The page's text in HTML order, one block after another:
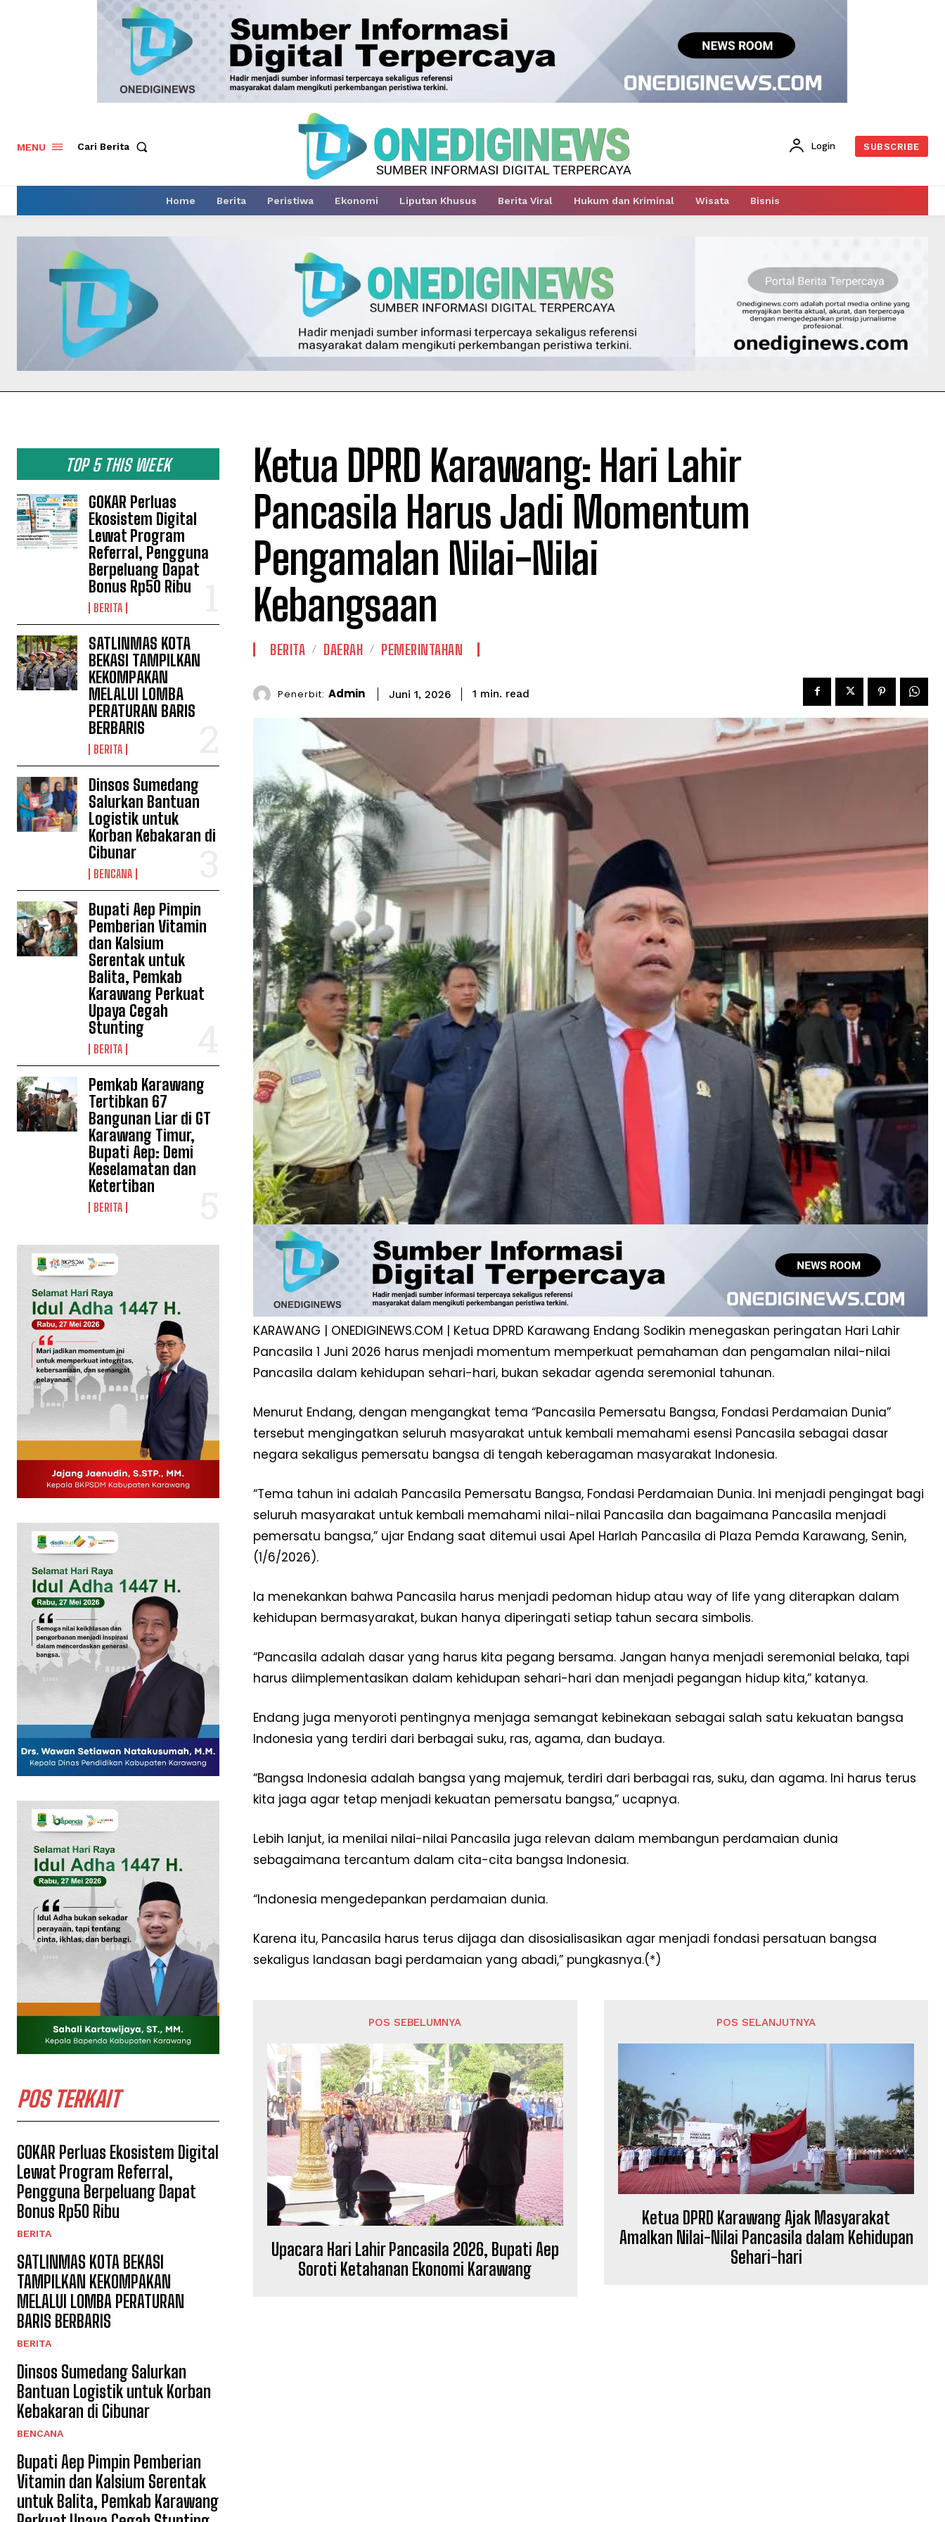
Magazine PRO
SUBSCRIBE NOW
Company
Disclaimer
Pedoman Media Siber
Tentang Kami
MENU Cari Berita Login SUBSCRIBE
Home Berita Peristiwa Ekonomi Liputan Khusus Berita Viral Hukum dan Kriminal Wisata Bisnis
TOP 5 THIS WEEK
GOKAR Perluas
Ekosistem Digital
Lewat Program
Referral, Pengguna
Berpeluang Dapat
Bonus Rp50 Ribu
BERITA
SATLINMAS KOTA
BEKASI TAMPILKAN
KEKOMPAKAN
MELALUI LOMBA
PERATURAN BARIS
BERBARIS
BERITA
Dinsos Sumedang
Salurkan Bantuan
Logistik untuk
Korban Kebakaran di
Cibunar
BENCANA
Bupati Aep Pimpin
Pemberian Vitamin
dan Kalsium
Serentak untuk
Balita, Pemkab
Karawang Perkuat
Upaya Cegah
Stunting
BERITA
Pemkab Karawang
Tertibkan 67
Bangunan Liar di GT
Karawang Timur,
Bupati Aep: Demi
Keselamatan dan
Ketertiban
BERITA
POS TERKAIT
GOKAR Perluas Ekosistem Digital
Lewat Program Referral,
Pengguna Berpeluang Dapat
Bonus Rp50 Ribu
BERITA
SATLINMAS KOTA BEKASI
TAMPILKAN KEKOMPAKAN
MELALUI LOMBA PERATURAN
BARIS BERBARIS
BERITA
Dinsos Sumedang Salurkan
Bantuan Logistik untuk Korban
Kebakaran di Cibunar
BENCANA
Bupati Aep Pimpin Pemberian
Vitamin dan Kalsium Serentak
untuk Balita, Pemkab Karawang
Ketua DPRD Karawang: Hari Lahir
Pancasila Harus Jadi Momentum
Pengamalan Nilai-Nilai
Kebangsaan
BERITA DAERAH PEMERINTAHAN
Penerbit: Admin Juni 1, 2026 1 min. read
KARAWANG | ONEDIGINEWS.COM | Ketua DPRD Karawang Endang Sodikin menegaskan peringatan Hari Lahir
Pancasila 1 Juni 2026 harus menjadi momentum memperkuat pemahaman dan pengamalan nilai-nilai
Pancasila dalam kehidupan sehari-hari, bukan sekadar agenda seremonial tahunan.
Menurut Endang, dengan mengangkat tema “Pancasila Pemersatu Bangsa, Fondasi Perdamaian Dunia”
tersebut mengingatkan seluruh masyarakat untuk kembali memahami esensi Pancasila sebagai dasar
negara sekaligus pemersatu bangsa di tengah keberagaman masyarakat Indonesia.
“Tema tahun ini adalah Pancasila Pemersatu Bangsa, Fondasi Perdamaian Dunia. Ini menjadi pengingat bagi
seluruh masyarakat untuk kembali memahami nilai-nilai Pancasila dan bagaimana Pancasila menjadi
pemersatu bangsa,” ujar Endang saat ditemui usai Apel Harlah Pancasila di Plaza Pemda Karawang, Senin,
(1/6/2026).
la menekankan bahwa Pancasila harus menjadi pedoman hidup atau way of life yang diterapkan dalam
kehidupan bermasyarakat, bukan hanya diperingati setiap tahun secara simbolis.
“Pancasila adalah dasar yang harus kita pegang bersama. Jangan hanya menjadi seremonial belaka, tapi
harus diimplementasikan dalam kehidupan sehari-hari dan menjadi pegangan hidup kita,” katanya.
Endang juga menyoroti pentingnya menjaga semangat kebinekaan sebagai salah satu kekuatan bangsa
Indonesia yang terdiri dari berbagai suku, ras, agama, dan budaya.
“Bangsa Indonesia adalah bangsa yang majemuk, terdiri dari berbagai ras, suku, dan agama. Ini harus terus
kita jaga agar tetap menjadi kekuatan pemersatu bangsa,” ucapnya.
Lebih lanjut, ia menilai nilai-nilai Pancasila juga relevan dalam membangun perdamaian dunia
sebagaimana tercantum dalam cita-cita bangsa Indonesia.
“Indonesia mengedepankan perdamaian dunia.
Karena itu, Pancasila harus terus dijaga dan disosialisasikan agar menjadi fondasi persatuan bangsa
sekaligus landasan bagi perdamaian yang abadi,” pungkasnya.(*)
POS SEBELUMNYA
Upacara Hari Lahir Pancasila 2026, Bupati Aep
Soroti Ketahanan Ekonomi Karawang
POS SELANJUTNYA
Ketua DPRD Karawang Ajak Masyarakat
Amalkan Nilai-Nilai Pancasila dalam Kehidupan
Sehari-hari